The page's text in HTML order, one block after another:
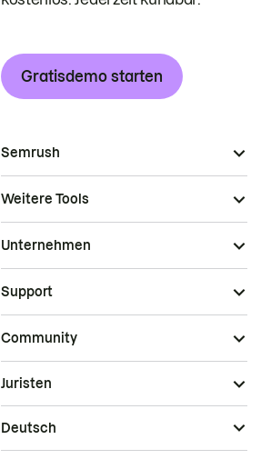
Gratisdemo starten
Semrush
Weitere Tools
Unternehmen
Support
Community
Juristen
Deutsch